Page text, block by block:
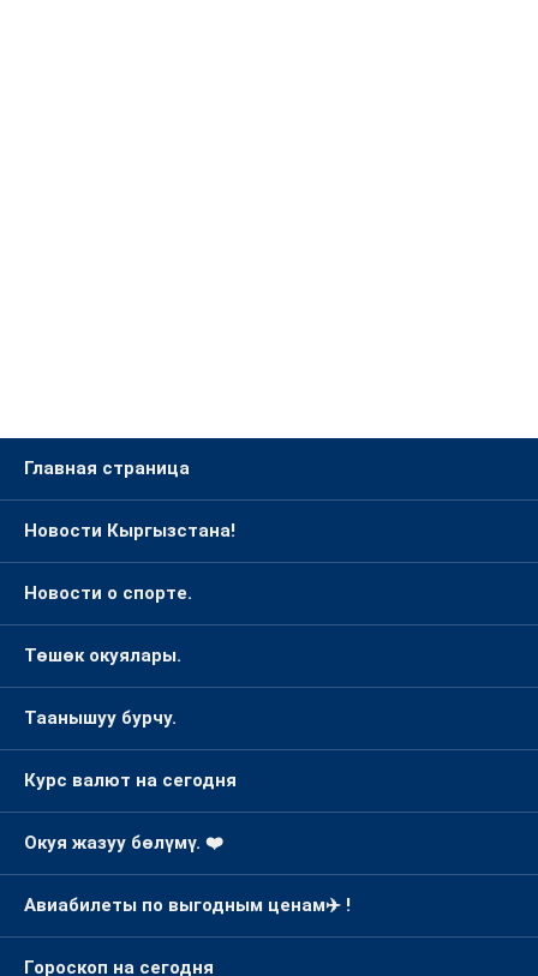
Главная страница
Новости Кыргызстана!
Новости о спорте.
Төшөк окуялары.
Таанышуу бурчу.
Курс валют на сегодня
Окуя жазуу бөлүмү. ❤️
Авиабилеты по выгодным ценам✈️ !
Гороскоп на сегодня